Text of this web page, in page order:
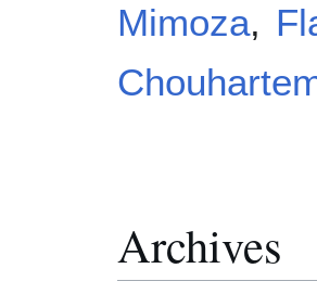
Mimoza,
Archives